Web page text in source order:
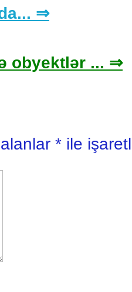
⇒
obyektlər ... ⇒
* ile